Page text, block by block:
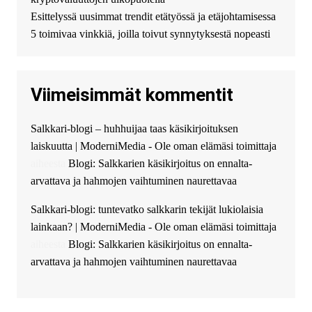
финансирование в долг без
избыточных вопросов и
документов? Тогда обратитесь
guest_4889 :Cmon Suomi 👏
The Admin: High five! You’ve
successfully installed Simple
Ajax Chat.
Esittelyssä uusimmat trendit etätyössä ja etäjohtamisessa
5 toimivaa vinkkiä, joilla toivut synnytyksestä nopeasti
Viimeisimmät kommentit
Salkkari-blogi – huhhuijaa taas käsikirjoituksen
laiskuutta | ModerniMedia - Ole oman elämäsi toimittaja
Blogi: Salkkarien käsikirjoitus on ennalta-
arvattava ja hahmojen vaihtuminen naurettavaa
Salkkari-blogi: tuntevatko salkkarin tekijät lukiolaisia
lainkaan? | ModerniMedia - Ole oman elämäsi toimittaja
Blogi: Salkkarien käsikirjoitus on ennalta-
arvattava ja hahmojen vaihtuminen naurettavaa